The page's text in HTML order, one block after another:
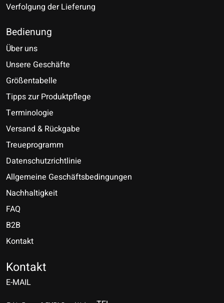
Verfolgung der Lieferung
Bedienung
Über uns
Unsere Geschäfte
Größentabelle
Tipps zur Produktpflege
Terminologie
Versand & Rückgabe
Treueprogramm
Datenschutzrichtlinie
Allgemeine Geschäftsbedingungen
Nachhaltigkeit
FAQ
B2B
Kontakt
Kontakt
E-MAIL